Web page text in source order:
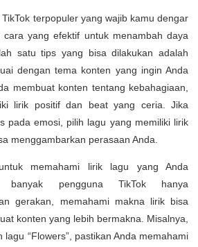
terpopuler yang wajib kamu dengar
yang efektif untuk menambah daya
satu tips yang bisa dilakukan adalah
dengan tema konten yang ingin Anda
membuat konten tentang kebahagiaan,
lirik positif dan beat yang ceria. Jika
pada emosi, pilih lagu yang memiliki lirik
menggambarkan perasaan Anda.
memahami lirik lagu yang Anda
banyak pengguna TikTok hanya
gerakan, memahami makna lirik bisa
konten yang lebih bermakna. Misalnya,
lagu “Flowers”, pastikan Anda memahami